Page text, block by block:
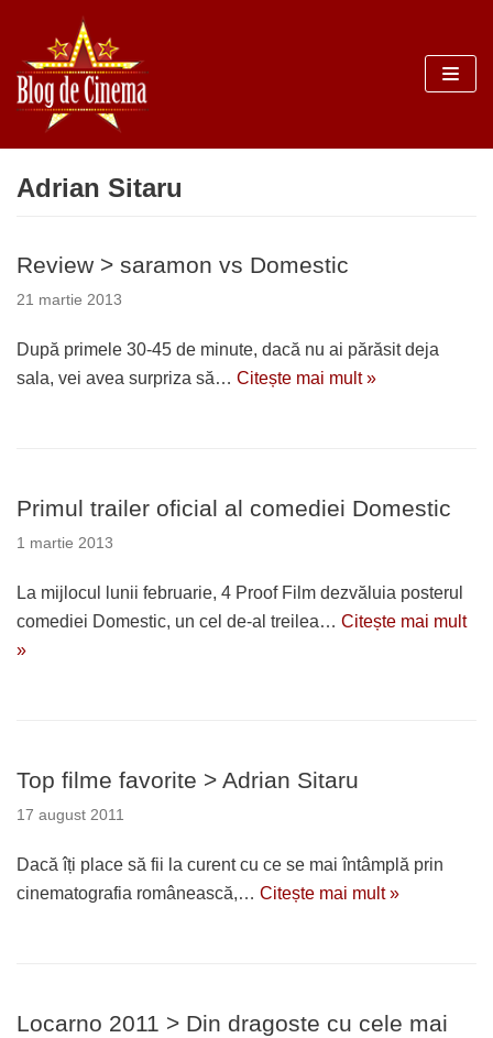
Sari
la
conținut
Adrian Sitaru
Review > saramon vs Domestic
21 martie 2013
După primele 30-45 de minute, dacă nu ai părăsit deja
sala, vei avea surpriza să… Citește mai mult »
Primul trailer oficial al comediei Domestic
1 martie 2013
La mijlocul lunii februarie, 4 Proof Film dezvăluia posterul
comediei Domestic, un cel de-al treilea… Citește mai mult
»
Top filme favorite > Adrian Sitaru
17 august 2011
Dacă îți place să fii la curent cu ce se mai întâmplă prin
cinematografia românească,… Citește mai mult »
Locarno 2011 > Din dragoste cu cele mai